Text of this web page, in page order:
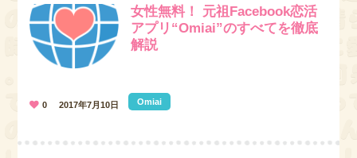
女性無料！ 元祖Facebook恋活
アプリ“Omiai”のすべてを徹底
解説
Omiai
0 2017年7月10日